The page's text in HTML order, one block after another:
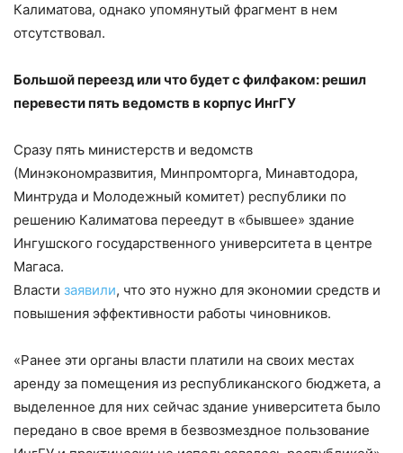
Калиматова, однако упомянутый фрагмент в нем
отсутствовал.
Большой переезд или что будет с филфаком: решил
перевести пять ведомств в корпус ИнгГУ
Сразу пять министерств и ведомств
(Минэкономразвития, Минпромторга, Минавтодора,
Минтруда и Молодежный комитет) республики по
решению Калиматова переедут в «бывшее» здание
Ингушского государственного университета в центре
Магаса.
Власти заявили, что это нужно для экономии средств и
повышения эффективности работы чиновников.
«Ранее эти органы власти платили на своих местах
аренду за помещения из республиканского бюджета, а
выделенное для них сейчас здание университета было
передано в свое время в безвозмездное пользование